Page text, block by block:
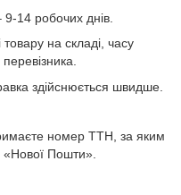
14 робочих днів.
на складі, часу
здійснюється швидше.
номер ТТН, за яким
«Нової Пошти».